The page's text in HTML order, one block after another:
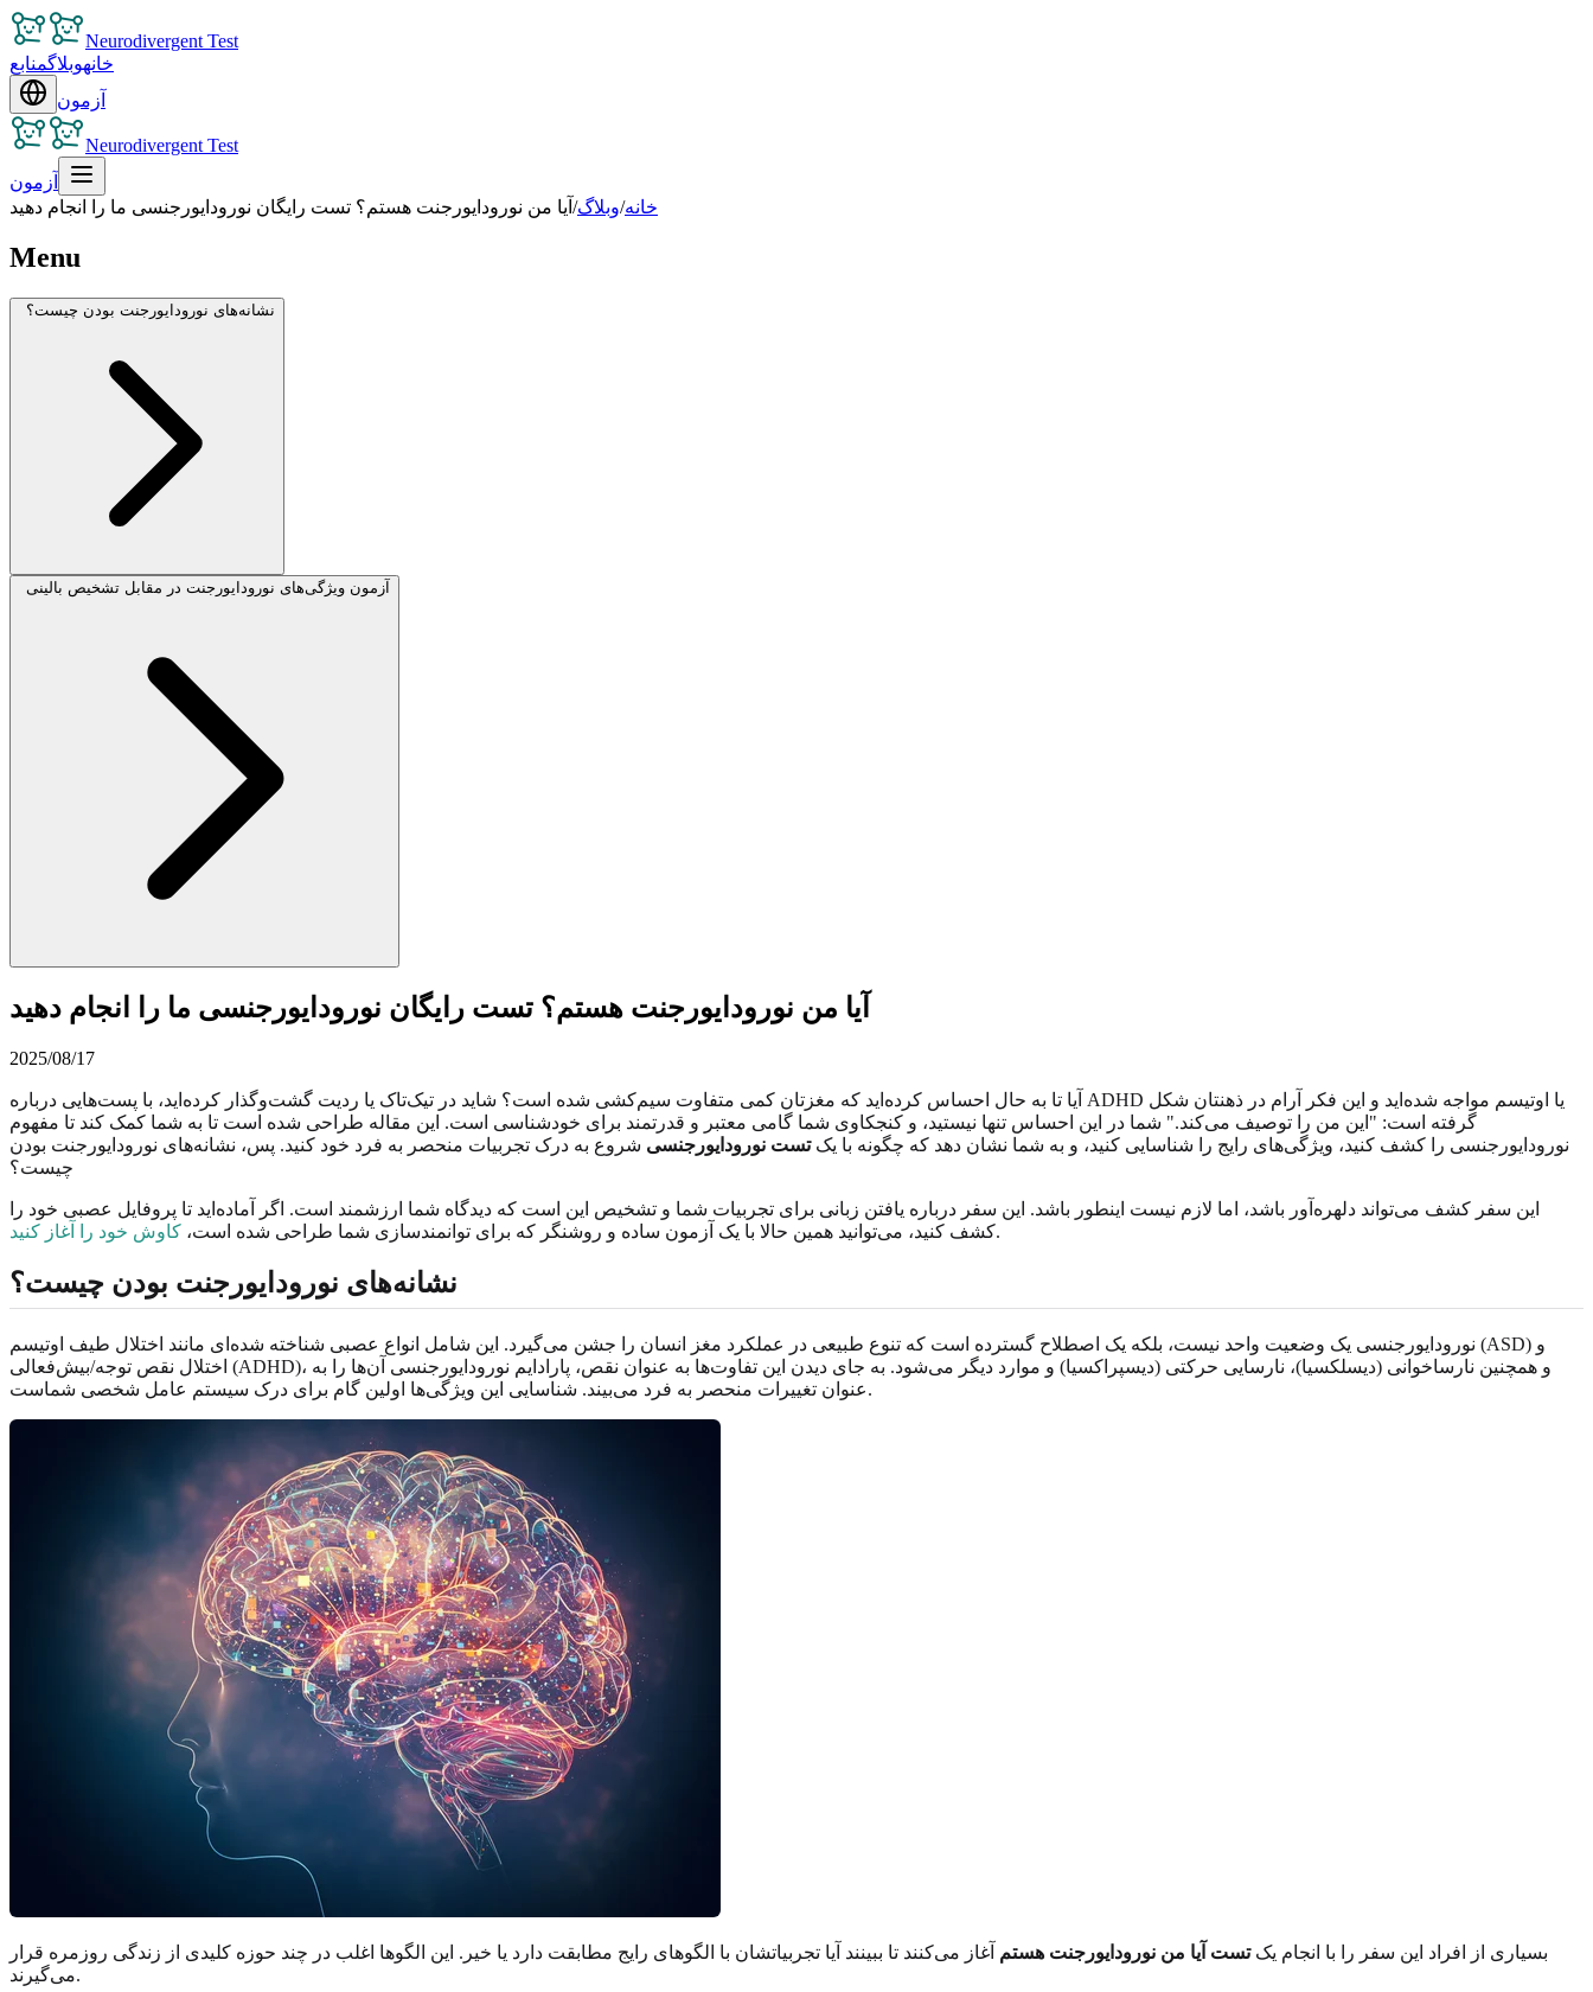
Neurodivergent Test
خانهوبلاگمنابع
آزمون
Neurodivergent Test
آزمون
خانه/وبلاگ/ آیا من نورودایورجنت هستم؟ تست رایگان نورودایورجنسی ما را انجام دهید
Menu
نشانه‌های نورودایورجنت بودن چیست؟
آزمون ویژگی‌های نورودایورجنت در مقابل تشخیص بالینی
آیا من نورودایورجنت هستم؟ تست رایگان نورودایورجنسی ما را انجام دهید
2025/08/17
آیا تا به حال احساس کرده‌اید که مغزتان کمی متفاوت سیم‌کشی شده است؟ شاید در تیک‌تاک یا ردیت گشت‌وگذار کرده‌اید، با پست‌هایی درباره ADHD یا اوتیسم مواجه شده‌اید و این فکر آرام در ذهنتان شکل
گرفته است: "این من را توصیف می‌کند." شما در این احساس تنها نیستید، و کنجکاوی شما گامی معتبر و قدرتمند برای خودشناسی است. این مقاله طراحی شده است تا به شما کمک کند تا مفهوم
نورودایورجنسی را کشف کنید، ویژگی‌های رایج را شناسایی کنید، و به شما نشان دهد که چگونه با یکتست نورودایورجنسی شروع به درک تجربیات منحصر به فرد خود کنید. پس، نشانه‌های نورودایورجنت بودن
چیست؟
این سفر کشف می‌تواند دلهره‌آور باشد، اما لازم نیست اینطور باشد. این سفر درباره یافتن زبانی برای تجربیات شما و تشخیص این است که دیدگاه شما ارزشمند است. اگر آماده‌اید تا پروفایل عصبی خود را
کشف کنید، می‌توانید همین حالا با یک آزمون ساده و روشنگر که برای توانمندسازی شما طراحی شده است، کاوش خود را آغاز کنید .
نشانه‌های نورودایورجنت بودن چیست؟
نورودایورجنسی یک وضعیت واحد نیست، بلکه یک اصطلاح گسترده است که تنوع طبیعی در عملکرد مغز انسان را جشن می‌گیرد. این شامل انواع عصبی شناخته شده‌ای مانند اختلال طیف اوتیسم (ASD) و
اختلال نقص توجه/بیش‌فعالی (ADHD)، و همچنین نارساخوانی (دیسلکسیا)، نارسایی حرکتی (دیسپراکسیا) و موارد دیگر می‌شود. به جای دیدن این تفاوت‌ها به عنوان نقص، پارادایم نورودایورجنسی آن‌ها را به
عنوان تغییرات منحصر به فرد می‌بیند. شناسایی این ویژگی‌ها اولین گام برای درک سیستم عامل شخصی شماست.
بسیاری از افراد این سفر را با انجام یکتست آیا من نورودایورجنت هستم آغاز می‌کنند تا ببینند آیا تجربیاتشان با الگوهای رایج مطابقت دارد یا خیر. این الگوها اغلب در چند حوزه کلیدی از زندگی روزمره قرار
می‌گیرند.